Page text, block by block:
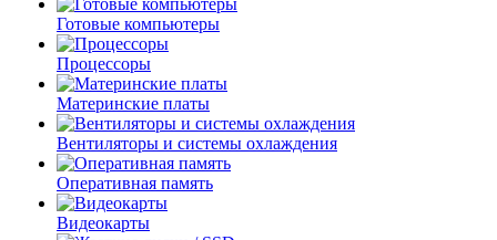
Готовые компьютеры
Процессоры
Материнские платы
Вентиляторы и системы охлаждения
Оперативная память
Видеокарты